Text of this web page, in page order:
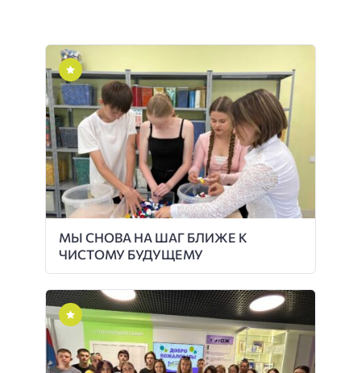
МЫ СНОВА НА ШАГ БЛИЖЕ К
ЧИСТОМУ БУДУЩЕМУ